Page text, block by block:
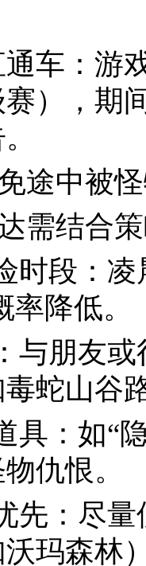
车：游
赛），期
途中被
需结合
时段：
降低。
与朋友
蛇山谷
具：如“
仇恨。
先：尽
玛森林